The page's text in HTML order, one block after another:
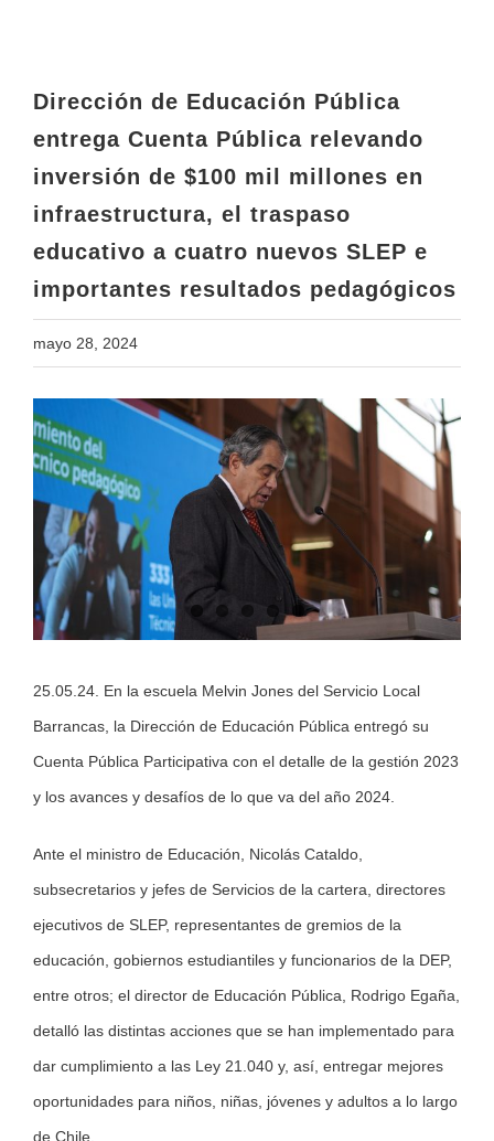
Dirección de Educación Pública
entrega Cuenta Pública relevando
inversión de $100 mil millones en
infraestructura, el traspaso
educativo a cuatro nuevos SLEP e
importantes resultados pedagógicos
mayo 28, 2024
View
Larger
Image
25.05.24. En la escuela Melvin Jones del Servicio Local
Barrancas, la Dirección de Educación Pública entregó su
Cuenta Pública Participativa con el detalle de la gestión 2023
y los avances y desafíos de lo que va del año 2024.
Ante el ministro de Educación, Nicolás Cataldo,
subsecretarios y jefes de Servicios de la cartera, directores
ejecutivos de SLEP, representantes de gremios de la
educación, gobiernos estudiantiles y funcionarios de la DEP,
entre otros; el director de Educación Pública, Rodrigo Egaña,
detalló las distintas acciones que se han implementado para
dar cumplimiento a las Ley 21.040 y, así, entregar mejores
oportunidades para niños, niñas, jóvenes y adultos a lo largo
de Chile.